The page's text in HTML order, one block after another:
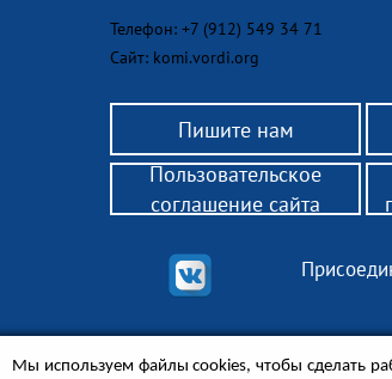
Телефон: +7 (912) 549 34 71
Сайт: komi.vordi.org
Пишите нам
законным представителям
Пользовательское
соглашение сайта
Мы используем файлы cookies, чтобы сделать